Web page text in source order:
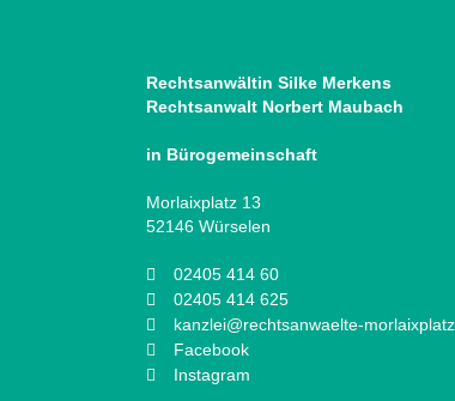
Rechtsanwältin Silke Merkens
Rechtsanwalt Norbert Maubach
in Bürogemeinschaft
Morlaixplatz 13
52146 Würselen
02405 414 60
02405 414 625
kanzlei@rechtsanwaelte-
Facebook
Instagram